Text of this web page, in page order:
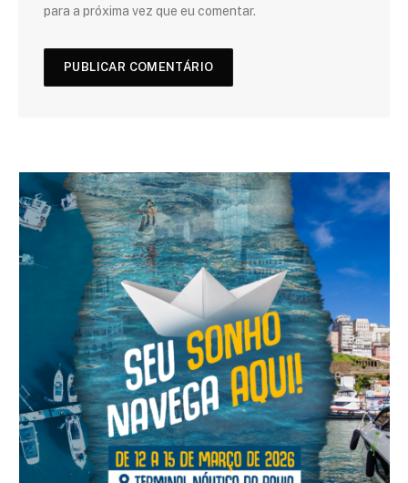
para a próxima vez que eu comentar.